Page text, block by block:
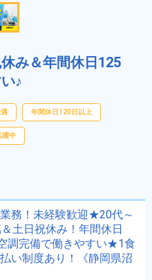
み＆年間休日125
♪
年間休日120日以上
躍中
務！未経験歓迎★20代～
土日祝休み！年間休日
調完備で働きやすい★1食
い制度あり！《静岡県沼